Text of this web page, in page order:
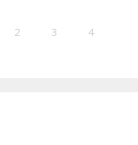
2 3 4